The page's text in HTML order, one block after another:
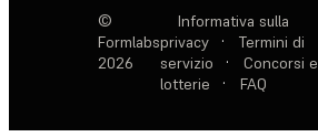
©
Formlabs
2026
Informativa sulla
privacy
·
Termini di
servizio
·
Concorsi e
lotterie
· FAQ